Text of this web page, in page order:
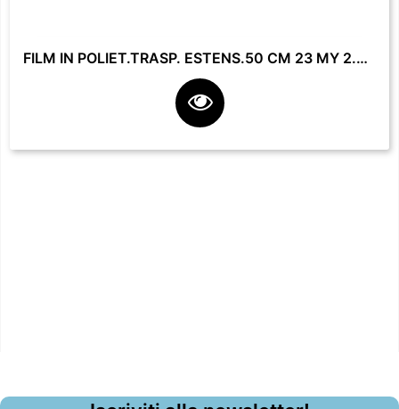
FILM IN POLIET.TRASP. ESTENS.50 CM 23 MY 2.2 KG **